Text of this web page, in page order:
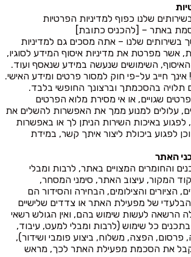
שלנו כפוף למדיניות הפרטיות
באתר – [להכניס כתובת]
בשירותים שלנו – אתה מסכים גם למדיניות
אשר מפרטת את מדיניות איסוף המידע לסוגיו,
השימושים שנעשה במידע שנאסף ועוד.
אינך חייב על-פי חוק למסור פרטים ומידע האישי.
תלויה בהסכמתך וברצונך החופשי בלבד.
שגויים, או אי מסירת מלוא הפרטים
עלולים למנוע ממך את האפשרות להשלים את
לפגוע באיכות השירות הניתן לך או באפשרות
לפגוע ביכולת ליצור איתך קשר, במידת
האתר
והחומרים המצויים באתר, לרבות ומבלי
המקור, עיצוב האתר, סימני המסחר,
הציורים והצילומים, הבחירה והסידור הם
של מפעילת האתר או צדדים שלישיים
הרשאה לעשות שימוש בהם, ואין הגולש רשאי
כל שימוש (לרבות ומבלי למעט, עיבוד,
הפצה, משלוח, ביצוע פומבי ושידור),
את הסכמת מפעילת האתר לכך, מראש